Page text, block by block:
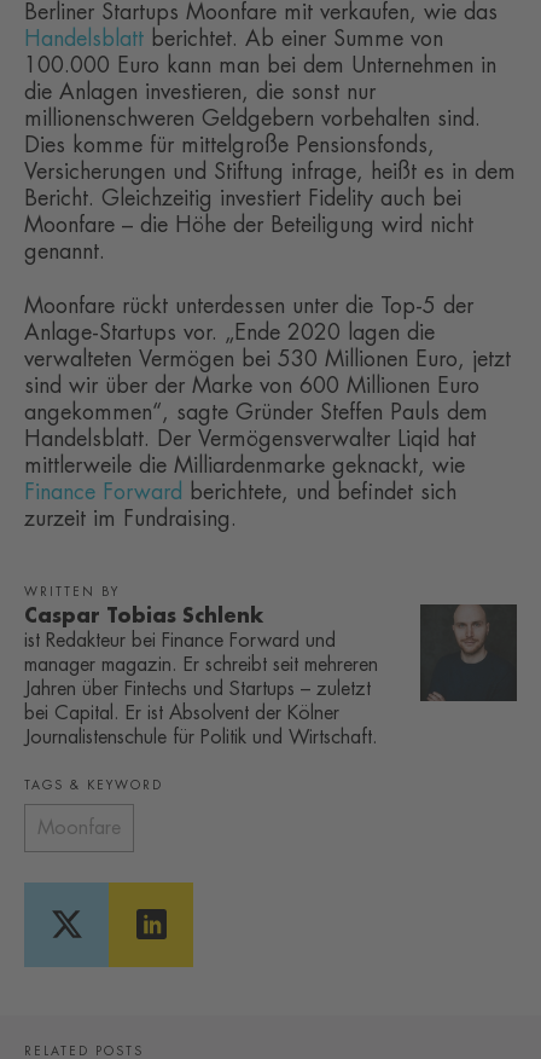
Berliner Startups Moonfare mit verkaufen, wie das
Handelsblatt berichtet. Ab einer Summe von
100.000 Euro kann man bei dem Unternehmen in
die Anlagen investieren, die sonst nur
millionenschweren Geldgebern vorbehalten sind.
Dies komme für mittelgroße Pensionsfonds,
Versicherungen und Stiftung infrage, heißt es in dem
Bericht. Gleichzeitig investiert Fidelity auch bei
Moonfare – die Höhe der Beteiligung wird nicht
genannt.
Moonfare rückt unterdessen unter die Top-5 der
Anlage-Startups vor. „Ende 2020 lagen die
verwalteten Vermögen bei 530 Millionen Euro, jetzt
sind wir über der Marke von 600 Millionen Euro
angekommen“, sagte Gründer Steffen Pauls dem
Handelsblatt. Der Vermögensverwalter Liqid hat
mittlerweile die Milliardenmarke geknackt, wie
Finance Forward
berichtete, und befindet sich
zurzeit im Fundraising.
WRITTEN BY
Caspar Tobias Schlenk
ist Redakteur bei Finance Forward und
manager magazin. Er schreibt seit mehreren
Jahren über Fintechs und Startups – zuletzt
bei Capital. Er ist Absolvent der Kölner
Journalistenschule für Politik und Wirtschaft.
TAGS & KEYWORD
Moonfare
RELATED POSTS